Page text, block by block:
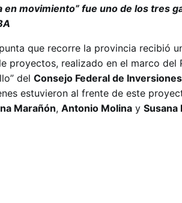
en movimiento” fue uno de los tres
que recorre la provincia recibió
proyectos, realizado en el marco del
del Consejo Federal de Inversiones
estuvieron al frente de este
Marañón, Antonio Molina y Susana